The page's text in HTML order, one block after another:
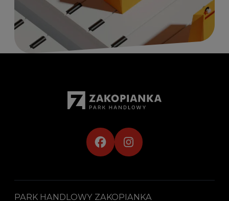
PARK HANDLOWY ZAKOPIANKA